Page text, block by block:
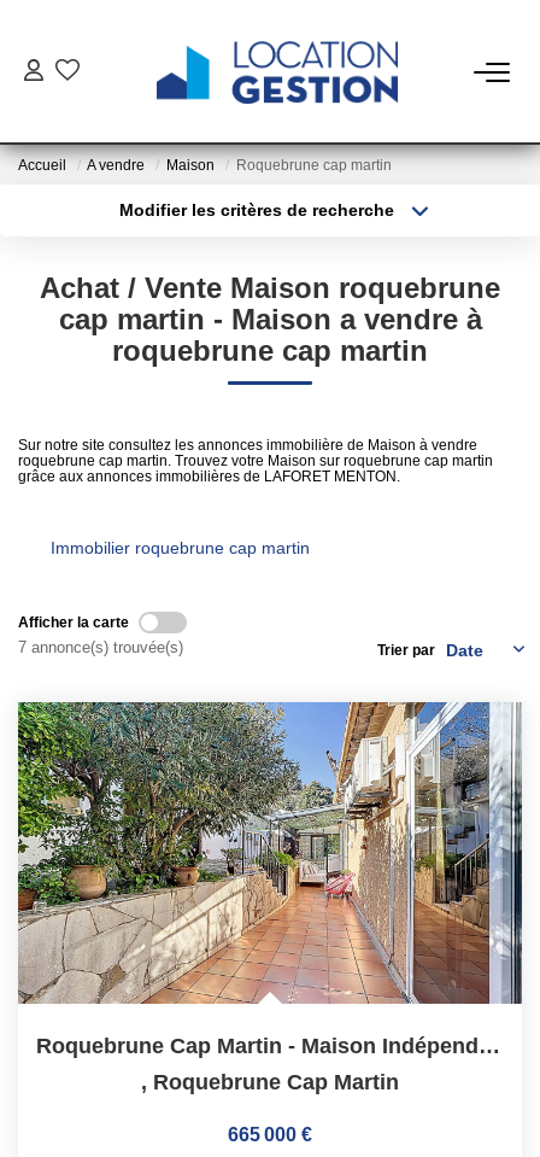
La Gestion Du Locataire
LOUER
ESTIMER
Contact
ESPACE CLIENT
Propriétaire
Locataire
Accueil A vendre Maison Roquebrune cap martin
Modifier les critères de recherche
Type de bien
Achat / Vente Maison roquebrune
cap martin - Maison a vendre à
roquebrune cap martin
Sur notre site consultez les annonces immobilière de Maison à vendre
roquebrune cap martin. Trouvez votre Maison sur roquebrune cap martin
grâce aux annonces immobilières de LAFORET MENTON.
Immobilier roquebrune cap martin
Afficher la carte
7 annonce(s) trouvée(s) Trier par
Roquebrune Cap Martin - Maison Indépendante 6P Vue Mer Au...
, Roquebrune Cap Martin
665 000 €